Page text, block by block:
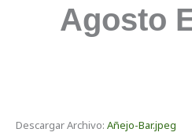
Agosto
Descargar Archivo:Añejo-Bar.jpeg